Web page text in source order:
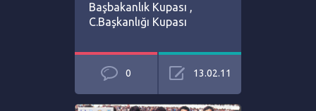
Başbakanlık Kupası ,
C.Başkanlığı Kupası
0 13.02.11